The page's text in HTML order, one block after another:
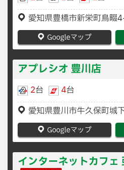
愛知県豊橋市新栄町鳥畷
Googleマップ
アプレシオ 豊川店
2台 4台
愛知県豊川市牛久保町城
Googleマップ
インターネットカフェ